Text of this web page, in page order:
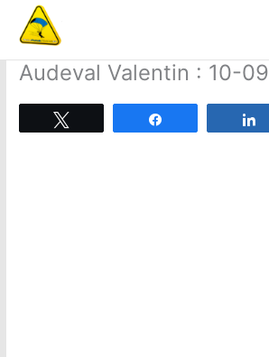
contenu
Audeval Valentin : 10-